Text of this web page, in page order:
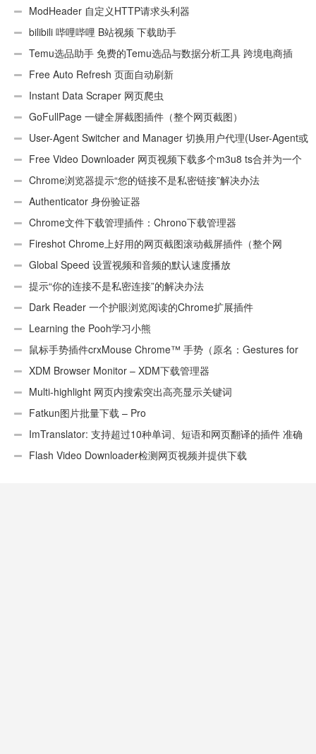
ModHeader 自定义HTTP请求头利器
bilibili 哔哩哔哩 B站视频 下载助手
Temu选品助手 免费的Temu选品与数据分析工具 跨境电商插
件 Free Auto Refresh 页面自动刷新
Instant Data Scraper 网页爬虫
GoFullPage 一键全屏截图插件（整个网页截图）
User-Agent Switcher and Manager 切换用户代理(User-Agent或
UA)Free Video Downloader 网页视频下载多个m3u8 ts合并为一个
ts文件Chrome浏览器提示“您的链接不是私密链接”解决办法
Authenticator 身份验证器
Chrome文件下载管理插件：Chrono下载管理器
Fireshot Chrome上好用的网页截图滚动截屏插件（整个网
页）Global Speed 设置视频和音频的默认速度播放
提示“你的连接不是私密连接”的解决办法
Dark Reader 一个护眼浏览阅读的Chrome扩展插件
Learning the Pooh学习小熊
鼠标手势插件crxMouse Chrome™ 手势（原名：Gestures for
Chrome(TM)汉化版）
XDM Browser Monitor – XDM下载管理器
Multi-highlight 网页内搜索突出高亮显示关键词
Fatkun图片批量下载 – Pro
ImTranslator: 支持超过10种单词、短语和网页翻译的插件 准确
性不错Flash Video Downloader检测网页视频并提供下载